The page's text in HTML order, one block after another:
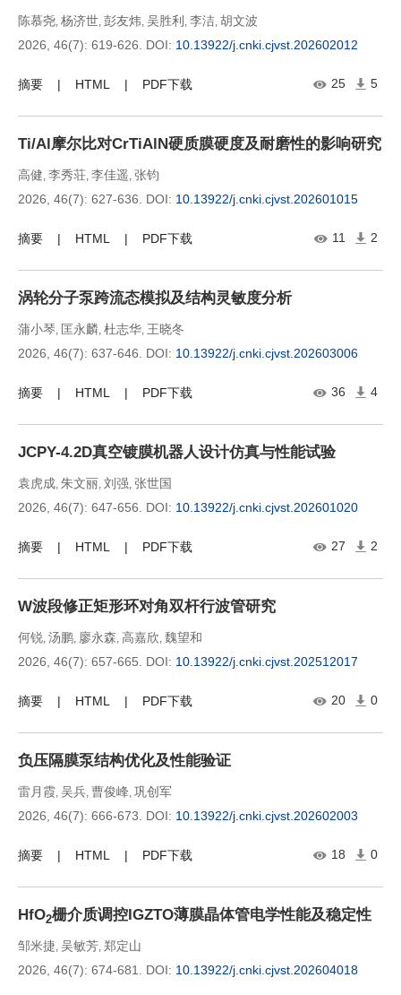
陈慕尧, 杨济世, 彭友炜, 吴胜利 , 李洁, 胡文波
2026, 46(7): 619-626. DOI: 10.13922/j.cnki.cjvst.202602012
摘要 HTML PDF下载 25 5
Ti/Al摩尔比对CrTiAlN硬质膜硬度及耐磨性的影响研究
高健, 李秀荘, 李佳遥, 张钧
2026, 46(7): 627-636. DOI: 10.13922/j.cnki.cjvst.202601015
摘要 HTML PDF下载 11 2
涡轮分子泵跨流态模拟及结构灵敏度分析
蒲小琴, 匡永麟, 杜志华, 王晓冬
2026, 46(7): 637-646. DOI: 10.13922/j.cnki.cjvst.202603006
摘要 HTML PDF下载 36 4
JCPY-4.2D真空镀膜机器人设计仿真与性能试验
袁虎成, 朱文丽, 刘强, 张世国
2026, 46(7): 647-656. DOI: 10.13922/j.cnki.cjvst.202601020
摘要 HTML PDF下载 27 2
W波段修正矩形环对角双杆行波管研究
何锐, 汤鹏, 廖永森, 高嘉欣, 魏望和
2026, 46(7): 657-665. DOI: 10.13922/j.cnki.cjvst.202512017
摘要 HTML PDF下载 20 0
负压隔膜泵结构优化及性能验证
雷月霞, 吴兵, 曹俊峰, 巩创军
2026, 46(7): 666-673. DOI: 10.13922/j.cnki.cjvst.202602003
摘要 HTML PDF下载 18 0
HfO2栅介质调控IGZTO薄膜晶体管电学性能及稳定性
邹米捷, 吴敏芳, 郑定山
2026, 46(7): 674-681. DOI: 10.13922/j.cnki.cjvst.202604018